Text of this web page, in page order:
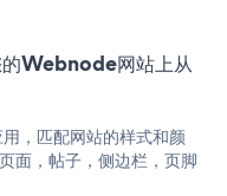
Webnode网站上从
，匹配网站的样式和颜
面，帖子，侧边栏，页脚